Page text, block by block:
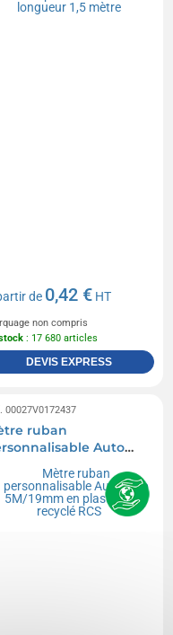
de 0,42 € HT
non compris
: 17 680 articles
DEVIS EXPRESS
00027V0172437
ruban
Auto
5M/19mm en
recyclé RCS